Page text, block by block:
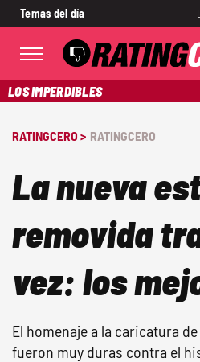
Temas del día
LOS IMPERDIBLES
RATINGCERO > RATINGCERO
La nueva
removida
vez: los
El homenaje a la caricatura
fueron muy duras contra el